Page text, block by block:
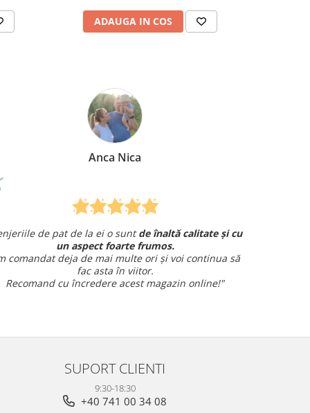
ADAUGA IN COS
și cu
să
Mirela Vermesan
Am comandat o lenjerie de pat pentru cadou
și am avut o întrebare șiam primit un răspuns rapid și
amabil.
Sunt foarte mulțumită!
SUPORT CLIENTI
9:30-18:30
+40 741 00 34 08